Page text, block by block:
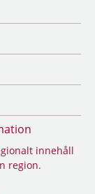
innehåll
region.